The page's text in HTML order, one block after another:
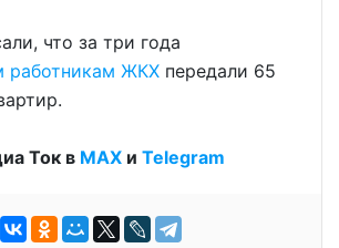
что за три года
работникам ЖКХ передали 65
Ток в МАХ и Telegram